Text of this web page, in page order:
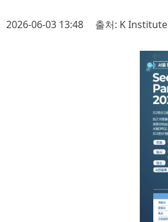
2026-06-03 13:48 출처: K Institute